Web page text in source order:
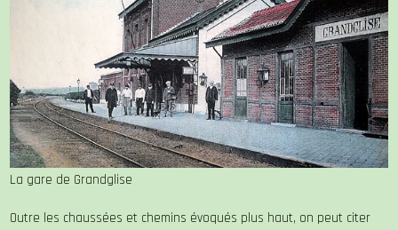
La gare de Grandglise
Outre les chaussées et chemins évoqués plus haut, on peut citer